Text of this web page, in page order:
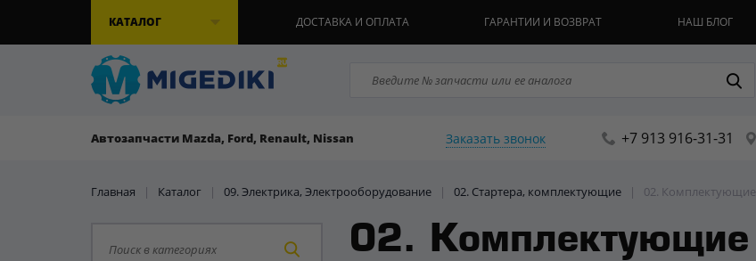
КАТАЛОГ ДОСТАВКА И ОПЛАТА ГАРАНТИИ И ВОЗВРАТ НАШ БЛОГ
Автозапчасти Mazda, Ford, Renault, Nissan Заказать звонок +7 913 916-31-31
Главная | Каталог | 09. Электрика, Электрооборудование | 02. Стартера, комплектующие | 02. Комплектующие
02. Комплектующие